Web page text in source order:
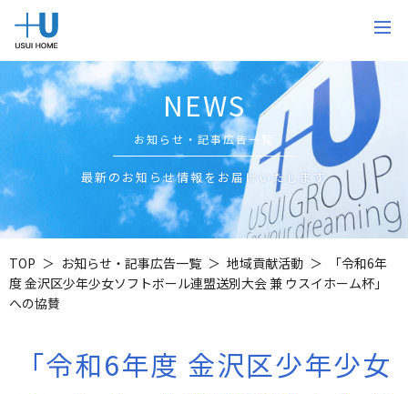
NEWS
お知らせ・記事広告一覧
最新のお知らせ情報をお届けいたします
TOP お知らせ・記事広告一覧 地域貢献活動
「令和6年
度 金沢区少年少女ソフトボール連盟送別大会 兼 ウスイホーム杯」
への協賛
「令和6年度 金沢区少年少女